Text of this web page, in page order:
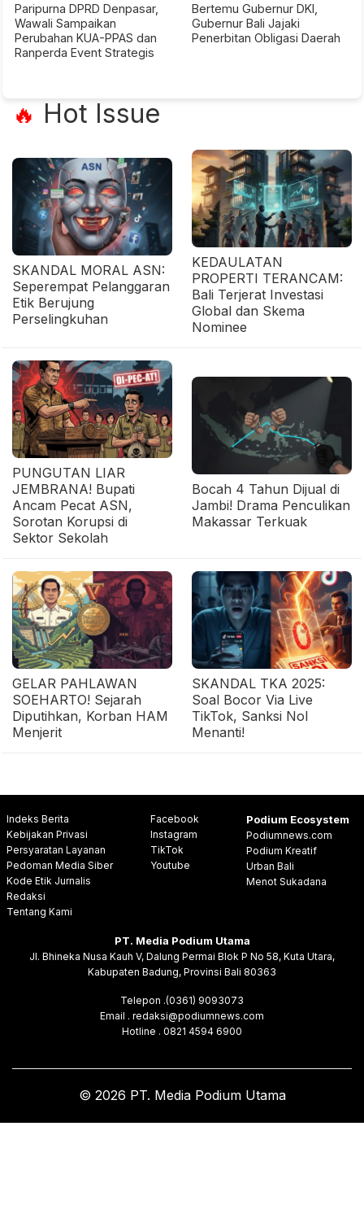
Paripurna DPRD Denpasar,
Wawali Sampaikan
Perubahan KUA-PPAS dan
Ranperda Event Strategis
Bertemu Gubernur DKI,
Gubernur Bali Jajaki
Penerbitan Obligasi Daerah
🔥 Hot Issue
SKANDAL MORAL ASN:
Seperempat Pelanggaran
Etik Berujung
Perselingkuhan
KEDAULATAN
PROPERTI TERANCAM:
Bali Terjerat Investasi
Global dan Skema
Nominee
PUNGUTAN LIAR
JEMBRANA! Bupati
Ancam Pecat ASN,
Sorotan Korupsi di
Sektor Sekolah
Bocah 4 Tahun Dijual di
Jambi! Drama Penculikan
Makassar Terkuak
GELAR PAHLAWAN
SOEHARTO! Sejarah
Diputihkan, Korban HAM
Menjerit
SKANDAL TKA 2025:
Soal Bocor Via Live
TikTok, Sanksi Nol
Menanti!
Indeks Berita
Kebijakan Privasi
Persyaratan Layanan
Pedoman Media Siber
Kode Etik Jurnalis
Redaksi
Tentang Kami
Facebook
Instagram
TikTok
Youtube
Podium Ecosystem
Podiumnews.com
Podium Kreatif
Urban Bali
Menot Sukadana
PT. Media Podium Utama
Jl. Bhineka Nusa Kauh V, Dalung Permai Blok P No 58, Kuta Utara,
Kabupaten Badung, Provinsi Bali 80363
Telepon .(0361) 9093073
Email . redaksi@podiumnews.com
Hotline . 0821 4594 6900
© 2026 PT. Media Podium Utama